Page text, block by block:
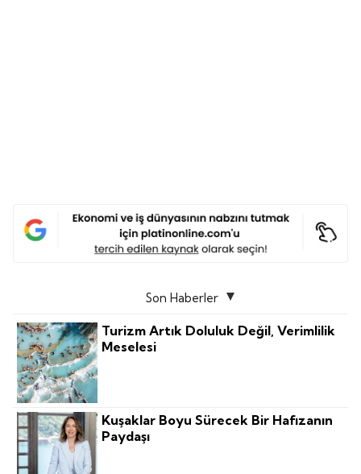
Son Haberler
Turizm Artık Doluluk Değil, Verimlilik
Meselesi
Kuşaklar Boyu Sürecek Bir Hafızanın
Paydaşı